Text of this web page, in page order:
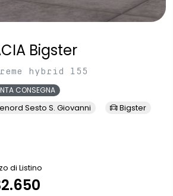
Bigster
hybrid 155
CONSEGNA
Sesto S. Giovanni Bigster
di Listino